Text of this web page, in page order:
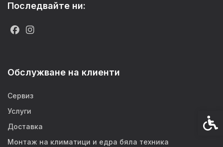
Последвайте ни:
Обслужване на клиенти
Сервиз
Услуги
Доставка
Монтаж на климатици и едра бяла техника